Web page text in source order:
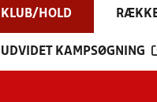
KLUB/HOLD
UDVIDET KAMPSØGNING